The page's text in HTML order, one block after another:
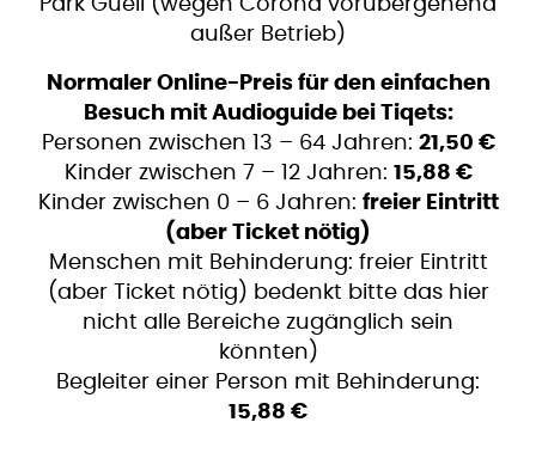
Park Güell (wegen Corona vorübergehend
außer Betrieb)
Normaler Online-Preis für den einfachen
Besuch mit Audioguide bei Tiqets:
Personen zwischen 13 – 64 Jahren: 21,50 €
Kinder zwischen 7 – 12 Jahren: 15,88 €
Kinder zwischen 0 – 6 Jahren: freier Eintritt
(aber Ticket nötig)
Menschen mit Behinderung: freier Eintritt
(aber Ticket nötig) bedenkt bitte das hier
nicht alle Bereiche zugänglich sein
könnten)
Begleiter einer Person mit Behinderung:
15,88 €